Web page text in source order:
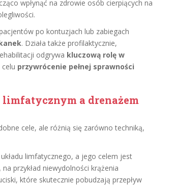
wpłynąć na zdrowie osób cierpiących na
po kontuzjach lub zabiegach
. Działa także profilaktycznie,
odgrywa kluczową rolę w
przywrócenie pełnej sprawności
limfatycznym a drenażem
cele, ale różnią się zarówno techniką,
limfatycznego, a jego celem jest
przykład niewydolności krążenia
które skutecznie pobudzają przepływ